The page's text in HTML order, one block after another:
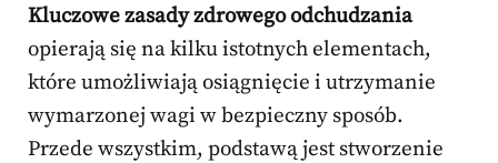
Kluczowe zasady zdrowego odchudzania
opierają się na kilku istotnych elementach,
które umożliwiają osiągnięcie i utrzymanie
wymarzonej wagi w bezpieczny sposób.
Przede wszystkim, podstawą jest stworzenie